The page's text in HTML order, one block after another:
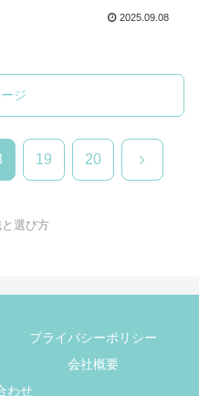
2025.09.08
ジ
19 20 次
選び方
プライバシーポリシー
会社概要
わせ